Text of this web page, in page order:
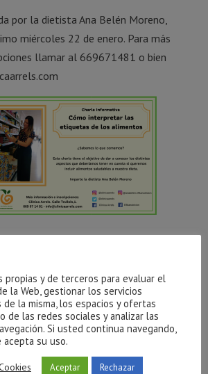
por la dietista Ana Belén Moreno,
miércoles 22 de enero. Para más
llamar al 669671481 o bien
Relacionadas
propias y de terceros para evaluar el
la Web, gestionar los servicios
la misma, los espacios y ofertas
de las redes sociales y analizar las
Si usted continua navegando,
acepta su uso.
Aceptar Rechazar